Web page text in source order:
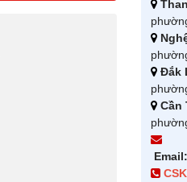
Đắk
Cần
Email: